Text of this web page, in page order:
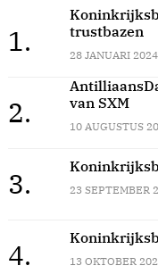
1.
trustbazen
28 JANUARI 2024
2.
van SXM
10 AUGUSTUS
3. 23 SEPTEMBER
4. 13 OKTOBER